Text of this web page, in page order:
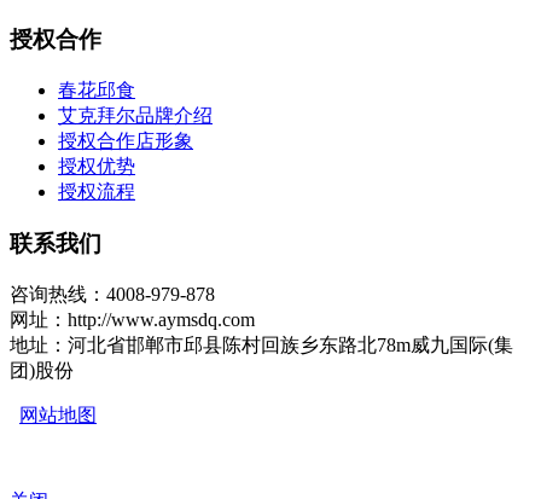
授权合作
春花邱食
艾克拜尔品牌介绍
授权合作店形象
授权优势
授权流程
联系我们
咨询热线：4008-979-878
网址：http://www.aymsdq.com
地址：河北省邯郸市邱县陈村回族乡东路北78m威九国际(集
团)股份
网站地图